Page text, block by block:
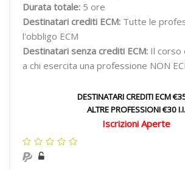
Durata totale: 5 ore
Destinatari crediti ECM: Tutte le
l'obbligo ECM
Destinatari senza crediti ECM: Il corso
a chi esercita una professione NON
DESTINATARI CREDITI ECM
ALTRE PROFESSIONI €30 I.I.
Iscrizioni Aperte